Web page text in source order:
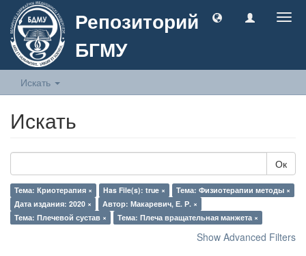
Репозиторий
БГМУ
Искать
Искать
Ок
Тема: Криотерапия × Has File(s): true ×
Тема: Физиотерапии методы ×
Дата издания: 2020 ×
Автор: Макаревич, Е. Р. ×
Тема: Плечевой сустав ×
Тема: Плеча вращательная манжета ×
Show Advanced Filters